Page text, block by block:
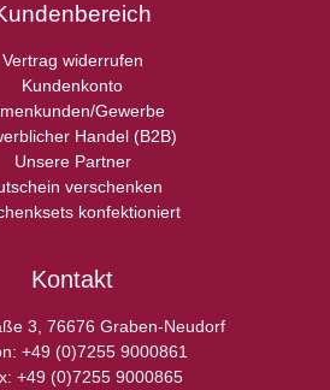
Vertrag widerrufen
Kundenkonto
Gewerbe
Handel (B2B)
Unsere Partner
verschenken
konfektioniert
Kontakt
3, 76676 Graben-Neudorf
+49 (0)7255 9000861
+49 (0)7255 9000865